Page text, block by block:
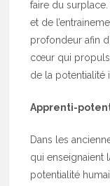
faire du
et de
profondeur afin
cœur qui
de la potentialité
Apprenti-
Dans les
qui enseignaient
potentialité